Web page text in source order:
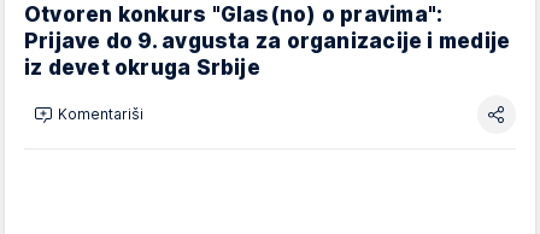
Otvoren konkurs "Glas(no) o pravima":
Prijave do 9. avgusta za organizacije i medije
iz devet okruga Srbije
Komentariši